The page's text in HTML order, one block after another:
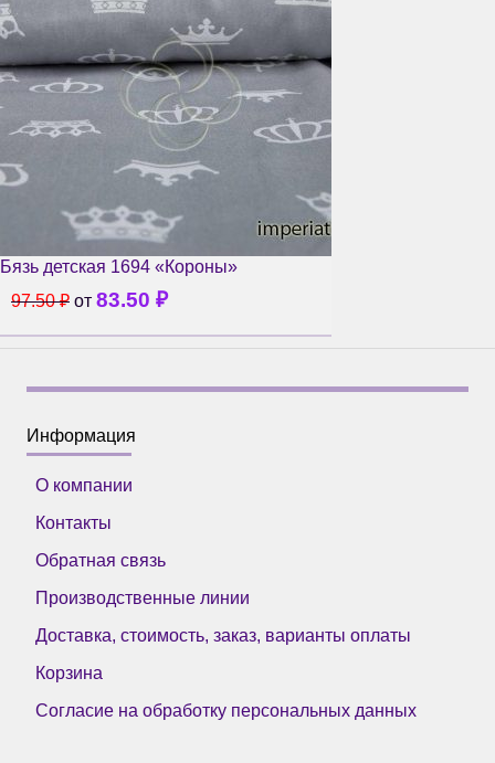
Бязь детская 1694 «Короны»
97.50₽ от 83.50 ₽
Информация
О компании
Контакты
Обратная связь
Производственные линии
Доставка, стоимость, заказ, варианты оплаты
Корзина
Согласие на обработку персональных данных